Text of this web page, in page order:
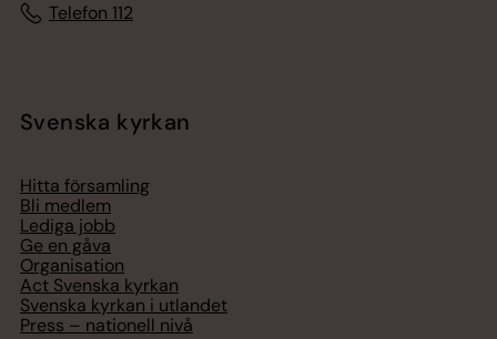
Telefon 112
Svenska kyrkan
Hitta församling
Bli medlem
Lediga jobb
Ge en gåva
Organisation
Act Svenska kyrkan
Svenska kyrkan i utlandet
Press – nationell nivå